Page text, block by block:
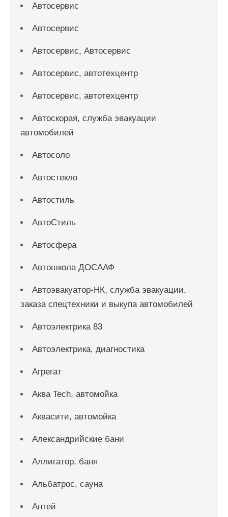
Автосервис
Автосервис
Автосервис, Автосервис
Автосервис, автотехцентр
Автосервис, автотехцентр
Автоскорая, служба эвакуации
автомобилей
Автосоло
Автостекло
Автостиль
АвтоСтиль
Автосфера
Автошкола ДОСААФ
Автоэвакуатор-НК, служба эвакуации,
заказа спецтехники и выкупа автомобилей
Автоэлектрика 83
Автоэлектрика, диагностика
Агрегат
Аква Tech, автомойка
Аквасити, автомойка
Александрийские бани
Аллигатор, баня
Альбатрос, сауна
Антей